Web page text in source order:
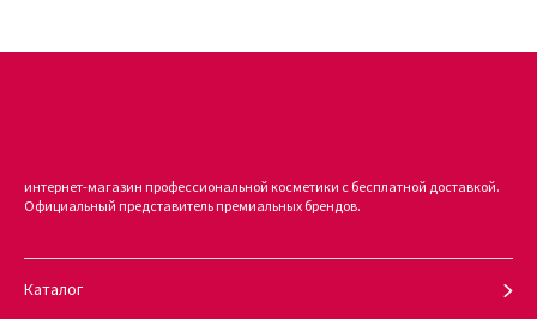
интернет-магазин профессиональной косметики с бесплатной доставкой.
Официальный представитель премиальных брендов.
Каталог